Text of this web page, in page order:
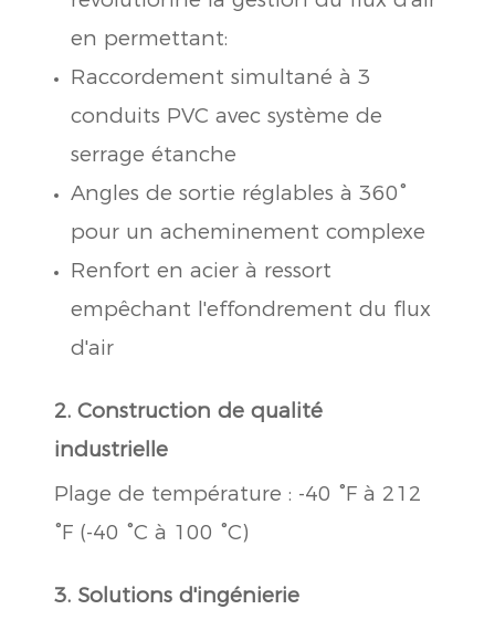
en permettant:
Raccordement simultané à 3
conduits PVC avec système de
serrage étanche
Angles de sortie réglables à 360°
pour un acheminement complexe
Renfort en acier à ressort
empêchant l'effondrement du flux
d'air
2. Construction de qualité
industrielle
Plage de température : -40 °F à 212
°F (-40 °C à 100 °C)
3. Solutions d'ingénierie